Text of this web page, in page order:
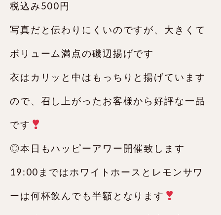
税込み500円
写真だと伝わりにくいのですが、大きくて
ボリューム満点の磯辺揚げです
衣はカリッと中はもっちりと揚げています
ので、召し上がったお客様から好評な一品
です
◎本日もハッピーアワー開催致します
19:00まではホワイトホースとレモンサワ
ーは何杯飲んでも半額となります